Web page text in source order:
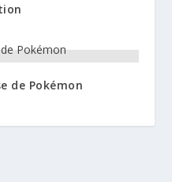
de Pokémon